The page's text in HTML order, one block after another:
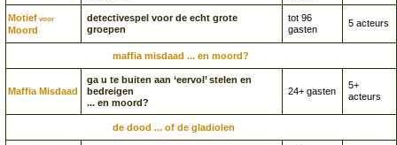
Motief voor
Moord
detectivespel voor de echt grote
groepen
tot 96
gasten
5 acteurs
maffia misdaad ... en moord?
Maffia Misdaad
ga u te buiten aan ‘eervol’ stelen en
bedreigen
... en moord?
24+ gasten
5+
acteurs
de dood ... of de gladiolen